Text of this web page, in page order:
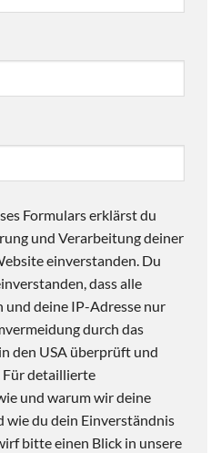
Formulars erklärst du
und Verarbeitung deiner
einverstanden. Du
dass alle
und deine IP-Adresse nur
durch das
den USA überprüft und
Für detaillierte
und warum wir deine
wie du dein Einverständnis
bitte einen Blick in unsere